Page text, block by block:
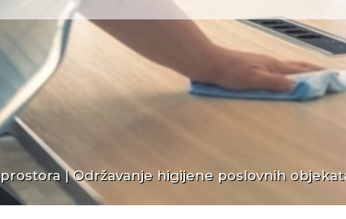
|Održavanje higijene poslovnih